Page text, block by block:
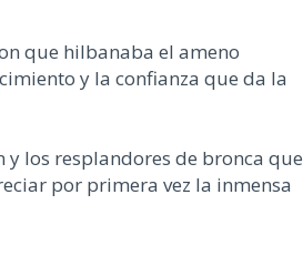
que hilbanaba el ameno
y la confianza que da la
los resplandores de bronca que
por primera vez la inmensa